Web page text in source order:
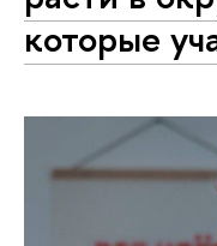
которые